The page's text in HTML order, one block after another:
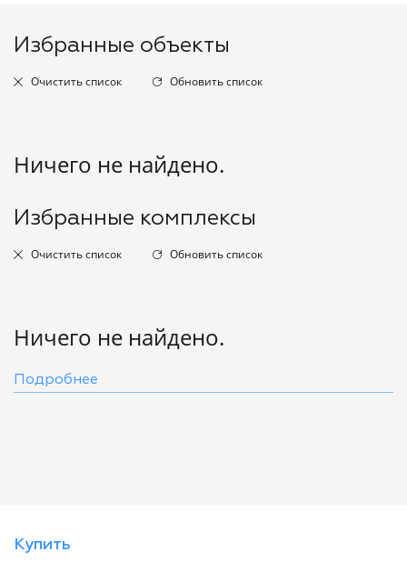
Избранные объекты
Очистить список Обновить список
Ничего не найдено.
Избранные комплексы
Очистить список Обновить список
Ничего не найдено.
Подробнее
Купить